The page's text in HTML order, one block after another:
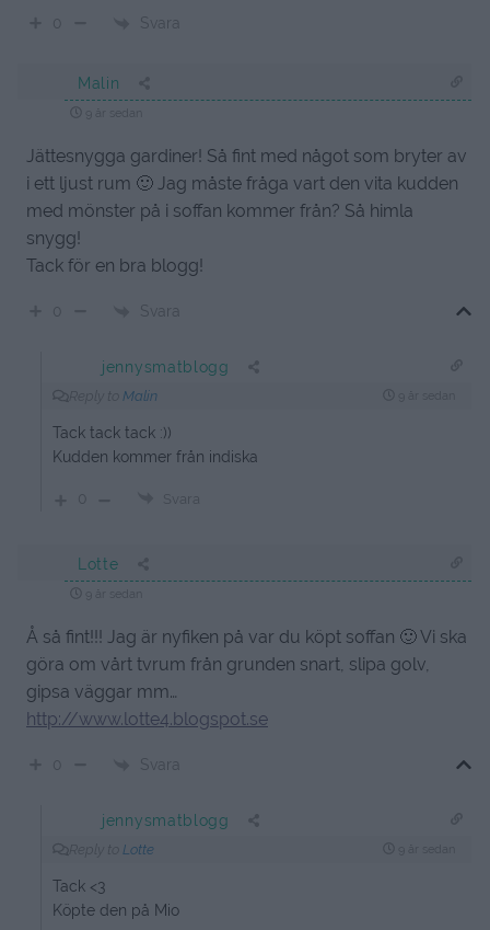
Svara
Malin
Jättesnygga gardiner! Så fint med något som bryter av
i ett ljust rum 🙂 Jag måste fråga vart den vita kudden
med mönster på i soffan kommer från? Så himla
snygg!
Tack för en bra blogg!
Svara
jennysmatblogg
Malin
Tack tack tack :))
Kudden kommer från indiska
Svara
Lotte
Å så fint!!! Jag är nyfiken på var du köpt soffan 🙂 Vi ska
göra om vårt tvrum från grunden snart, slipa golv,
gipsa väggar mm…
http://www.lotte4.blogspot.se
Svara
jennysmatblogg
Lotte
Tack <3
Köpte den på Mio